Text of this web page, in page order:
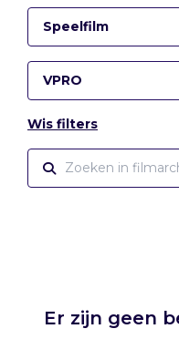
Speelfilm
VPRO
Wis filters
Er zijn geen